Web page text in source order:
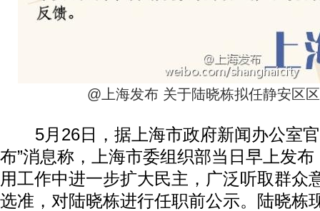
@上海发布 关于陆晓栋拟任静安区
5月26日，据上海市政府新闻办公室官
布”消息称，上海市委组织部当日早上发
用工作中进一步扩大民主，广泛听取群众
选准，对陆晓栋进行任职前公示。陆晓栋